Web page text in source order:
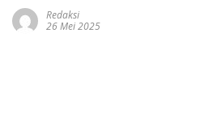
Redaksi
26 Mei 2025